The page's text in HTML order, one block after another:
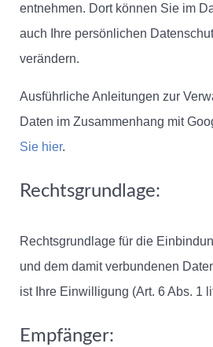
entnehmen. Dort können Sie im
auch Ihre persönlichen
verändern.
Ausführliche Anleitungen zur
Daten im Zusammenhang mit
Sie hier.
Rechtsgrundlage:
Rechtsgrundlage für die
und dem damit verbundenen
ist Ihre Einwilligung (Art. 6 Abs. 1
Empfänger: